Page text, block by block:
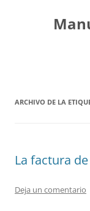
contenido
ARCHIVO DE LA
La factura
Deja un comentario